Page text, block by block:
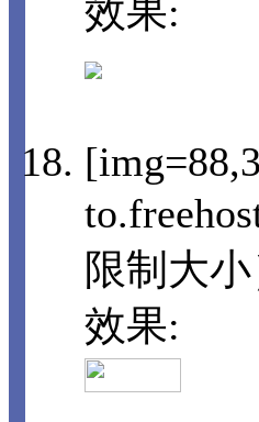
效果:
限制大小
效果: